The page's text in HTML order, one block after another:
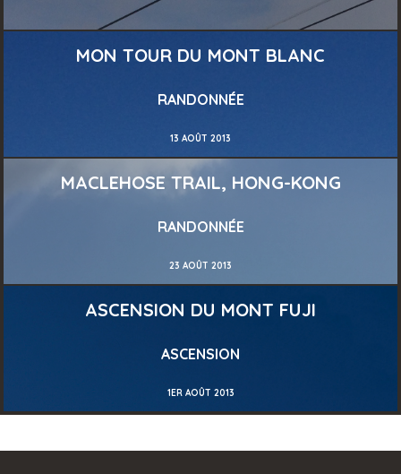
MON TOUR DU MONT BLANC
RANDONNÉE
13 AOÛT 2013
MACLEHOSE TRAIL, HONG-KONG
RANDONNÉE
23 AOÛT 2013
ASCENSION DU MONT FUJI
ASCENSION
1ER AOÛT 2013